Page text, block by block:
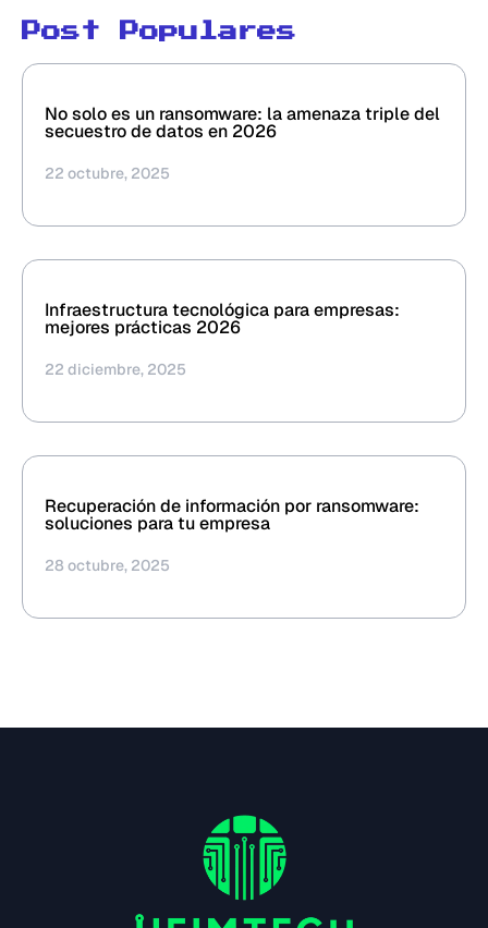
Post Populares
No solo es un ransomware: la amenaza triple del
secuestro de datos en 2026
22 octubre, 2025
Infraestructura tecnológica para empresas:
mejores prácticas 2026
22 diciembre, 2025
Recuperación de información por ransomware:
soluciones para tu empresa
28 octubre, 2025